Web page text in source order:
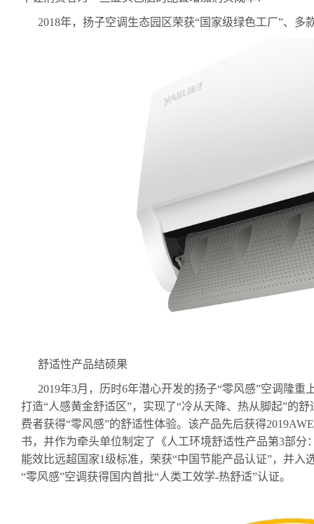
2018年，扬子空调生态园区荣获“国家级绿色工厂”、
舒适性产品结硕果
2019年3月，历时6年潜心开发的扬子“零风感”空调隆重
打造“人感黄金舒适区”，实现了“冷从天降、热从脚起”的
费者获得“零风感”的舒适性体验。该产品先后获得2019AWE
书，并作为牵头单位制定了《人工环境舒适性产品第3部分
能效比远超国家1级标准，荣获“中国节能产品认证”，并入
“零风感”空调获得国内首批“人类工效学-热舒适”认证。